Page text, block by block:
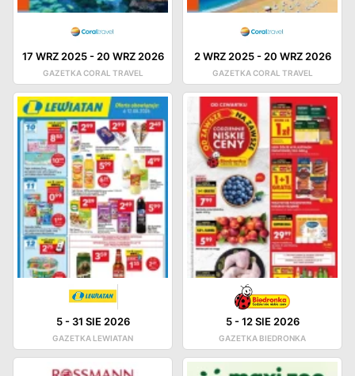
17 WRZ 2025- 20 WRZ 2026
GAZETKA CORAL TRAVEL
2 WRZ 2025- 20 WRZ 2026
GAZETKA CORAL TRAVEL
5- 31 SIE 2026
GAZETKA LEWIATAN
5-12 SIE 2026
GAZETKA BIEDRONKA